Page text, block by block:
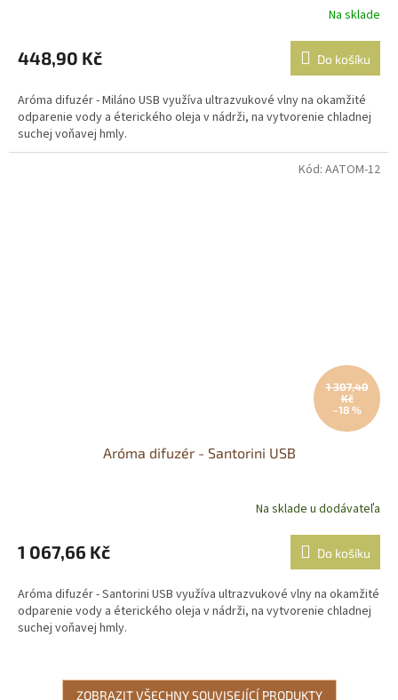
Na sklade
448,90 Kč Do košíku
Aróma difuzér - Miláno USB využíva ultrazvukové vlny na okamžité
odparenie vody a éterického oleja v nádrži, na vytvorenie chladnej
suchej voňavej hmly.
1 307,40
Kč
–18 %
Aróma difuzér - Santorini USB
produktu
je
z
5
hvězdiček.
Na sklade u dodávateľa
1 067,66 Kč Do košíku
Aróma difuzér - Santorini USB využíva ultrazvukové vlny na okamžité
odparenie vody a éterického oleja v nádrži, na vytvorenie chladnej
suchej voňavej hmly.
Kód: AATOM-12
ZOBRAZIT VŠECHNY SOUVISEJÍCÍ PRODUKTY